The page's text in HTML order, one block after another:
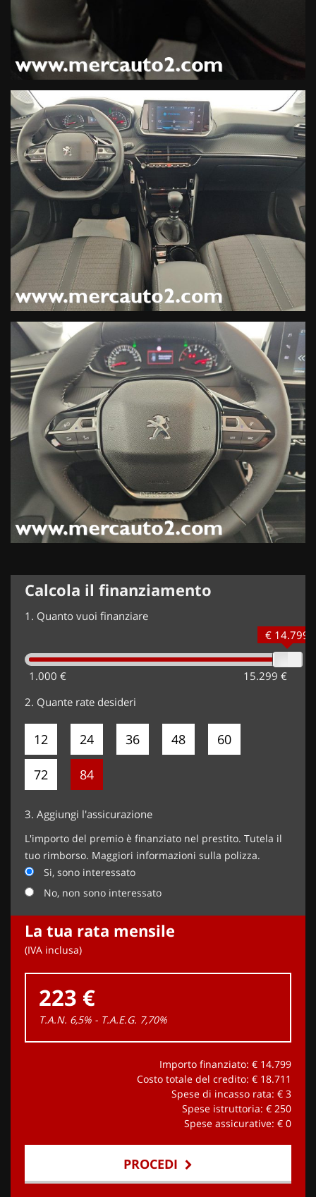
Calcola il finanziamento
1. Quanto vuoi finanziare
1.000 € 15.299 €
€ 14.799
2. Quante rate desideri
12 24 36 48 60
72 84
3. Aggiungi l'assicurazione
L'importo del premio è finanziato nel prestito. Tutela il
tuo rimborso. Maggiori informazioni sulla polizza.
Si, sono interessato
No, non sono interessato
La tua rata mensile
(IVA inclusa)
223 €
T.A.N. 6,5% - T.A.E.G. 7,70%
Importo finanziato: € 14.799
Costo totale del credito: € 18.711
Spese di incasso rata: € 3
Spese istruttoria: € 250
Spese assicurative: € 0
PROCEDI